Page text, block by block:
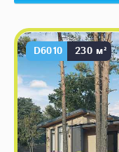
D6010 230 м²